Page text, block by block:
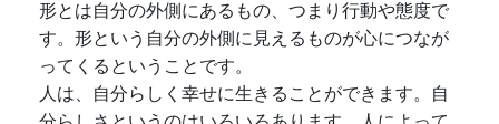
形とは自分の外側にあるもの、つまり行動や態度で
す。形という自分の外側に見えるものが心につなが
ってくるということです。
人は、自分らしく幸せに生きることができます。自